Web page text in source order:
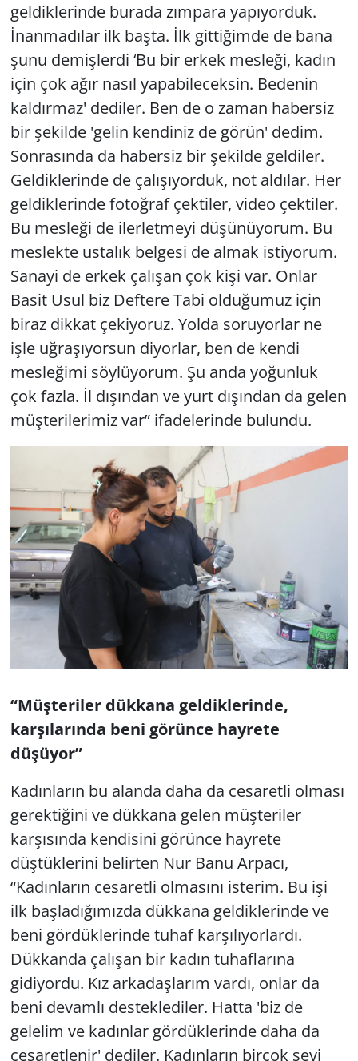
geldiklerinde burada zımpara yapıyorduk.
İnanmadılar ilk başta. İlk gittiğimde de bana
şunu demişlerdi ‘Bu bir erkek mesleği, kadın
için çok ağır nasıl yapabileceksin. Bedenin
kaldırmaz' dediler. Ben de o zaman habersiz
bir şekilde 'gelin kendiniz de görün' dedim.
Sonrasında da habersiz bir şekilde geldiler.
Geldiklerinde de çalışıyorduk, not aldılar. Her
geldiklerinde fotoğraf çektiler, video çektiler.
Bu mesleği de ilerletmeyi düşünüyorum. Bu
meslekte ustalık belgesi de almak istiyorum.
Sanayi de erkek çalışan çok kişi var. Onlar
Basit Usul biz Deftere Tabi olduğumuz için
biraz dikkat çekiyoruz. Yolda soruyorlar ne
işle uğraşıyorsun diyorlar, ben de kendi
mesleğimi söylüyorum. Şu anda yoğunluk
çok fazla. İl dışından ve yurt dışından da gelen
müşterilerimiz var” ifadelerinde bulundu.
“Müşteriler dükkana geldiklerinde,
karşılarında beni görünce hayrete
düşüyor”
Kadınların bu alanda daha da cesaretli olması
gerektiğini ve dükkana gelen müşteriler
karşısında kendisini görünce hayrete
düştüklerini belirten Nur Banu Arpacı,
“Kadınların cesaretli olmasını isterim. Bu işi
ilk başladığımızda dükkana geldiklerinde ve
beni gördüklerinde tuhaf karşılıyorlardı.
Dükkanda çalışan bir kadın tuhaflarına
gidiyordu. Kız arkadaşlarım vardı, onlar da
beni devamlı desteklediler. Hatta 'biz de
gelelim ve kadınlar gördüklerinde daha da
cesaretlenir' dediler. Kadınların birçok şeyi